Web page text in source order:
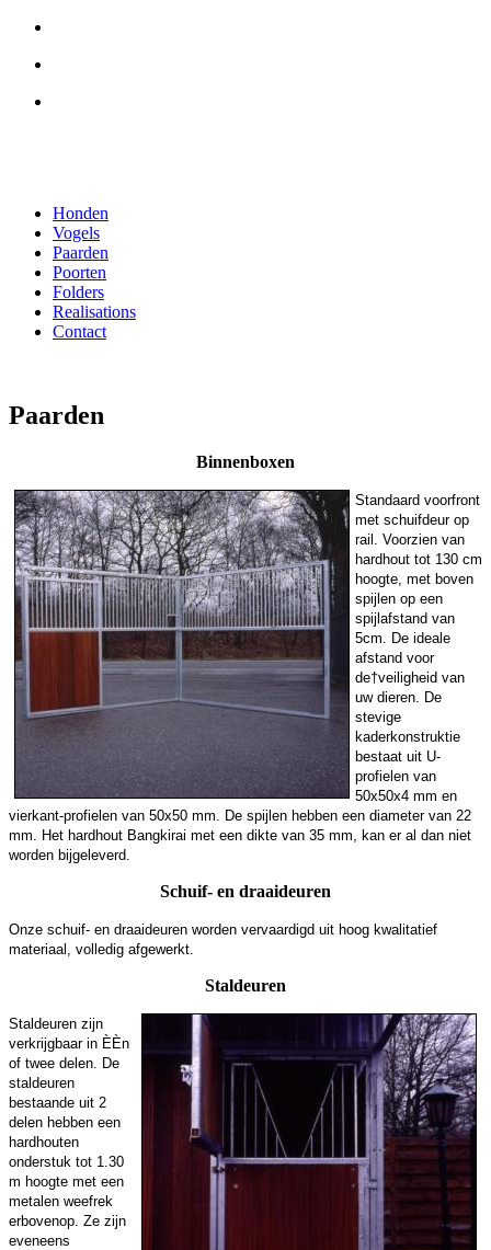
Honden
Vogels
Paarden
Poorten
Folders
Realisations
Contact
Paarden
Binnenboxen
Standaard voorfront
met schuifdeur op
rail. Voorzien van
hardhout tot 130 cm
hoogte, met boven
spijlen op een
spijlafstand van
5cm. De ideale
afstand voor
de†veiligheid van
uw dieren. De
stevige
kaderkonstruktie
bestaat uit U-
profielen van
50x50x4 mm en
vierkant-profielen van 50x50 mm. De spijlen hebben een diameter van 22
mm. Het hardhout Bangkirai met een dikte van 35 mm, kan er al dan niet
worden bijgeleverd.
Schuif- en draaideuren
Onze schuif- en draaideuren worden vervaardigd uit hoog kwalitatief
materiaal, volledig afgewerkt.
Staldeuren
Staldeuren zijn
verkrijgbaar in ÈÈn
of twee delen. De
staldeuren
bestaande uit 2
delen hebben een
hardhouten
onderstuk tot 1.30
m hoogte met een
metalen weefrek
erbovenop. Ze zijn
eveneens